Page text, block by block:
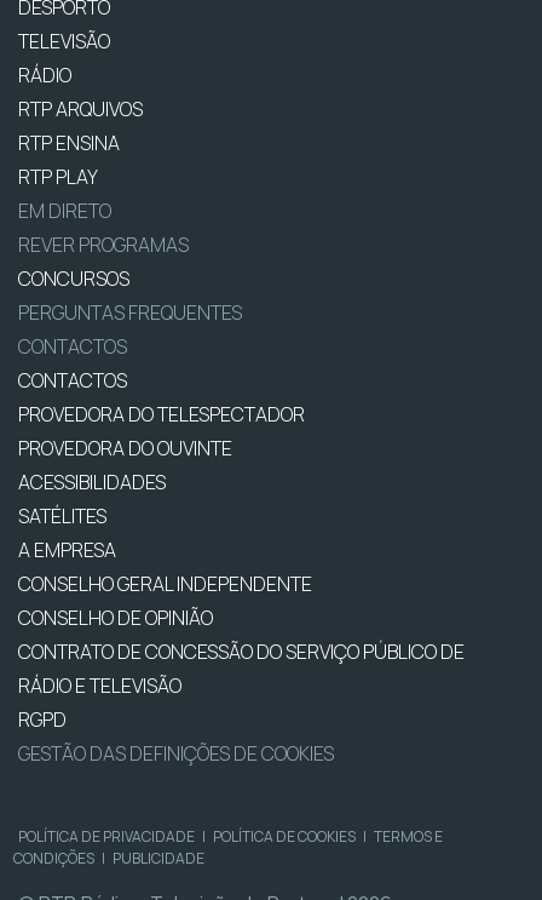
DESPORTO
TELEVISÃO
RÁDIO
RTP ARQUIVOS
RTP ENSINA
RTP PLAY
EM DIRETO
REVER PROGRAMAS
CONCURSOS
PERGUNTAS FREQUENTES
CONTACTOS
CONTACTOS
PROVEDORA DO TELESPECTADOR
PROVEDORA DO OUVINTE
ACESSIBILIDADES
SATÉLITES
A EMPRESA
CONSELHO GERAL INDEPENDENTE
CONSELHO DE OPINIÃO
CONTRATO DE CONCESSÃO DO SERVIÇO PÚBLICO DE
RÁDIO E TELEVISÃO
RGPD
GESTÃO DAS DEFINIÇÕES DE COOKIES
POLÍTICA DE PRIVACIDADE | POLÍTICA DE COOKIES | TERMOS E
CONDIÇÕES | PUBLICIDADE